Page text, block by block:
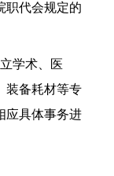
职代会规定的
学术、医
装备耗材等专
应具体事务进